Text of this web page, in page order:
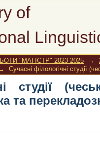
of
студії
"МАГІСТР" 2023-2025 →
Сучасні філологічні студії
студії
та